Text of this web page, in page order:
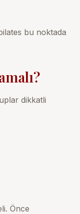
bu noktada
dikkatli
Önce